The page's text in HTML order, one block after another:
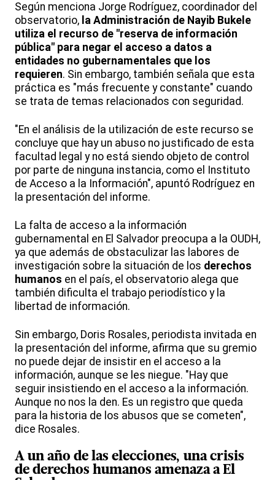
Según menciona Jorge Rodríguez, coordinador del
observatorio, la Administración de Nayib Bukele
utiliza el recurso de "reserva de información
pública" para negar el acceso a datos a
entidades no gubernamentales que los
requieren. Sin embargo, también señala que esta
práctica es "más frecuente y constante" cuando
se trata de temas relacionados con seguridad.
"En el análisis de la utilización de este recurso se
concluye que hay un abuso no justificado de esta
facultad legal y no está siendo objeto de control
por parte de ninguna instancia, como el Instituto
de Acceso a la Información", apuntó Rodríguez en
la presentación del informe.
La falta de acceso a la información
gubernamental en El Salvador preocupa a la OUDH,
ya que además de obstaculizar las labores de
investigación sobre la situación de los derechos
humanos en el país, el observatorio alega que
también dificulta el trabajo periodístico y la
libertad de información.
Sin embargo, Doris Rosales, periodista invitada en
la presentación del informe, afirma que su gremio
no puede dejar de insistir en el acceso a la
información, aunque se les niegue. "Hay que
seguir insistiendo en el acceso a la información.
Aunque no nos la den. Es un registro que queda
para la historia de los abusos que se cometen",
dice Rosales.
A un año de las elecciones, una crisis
de derechos humanos amenaza a El